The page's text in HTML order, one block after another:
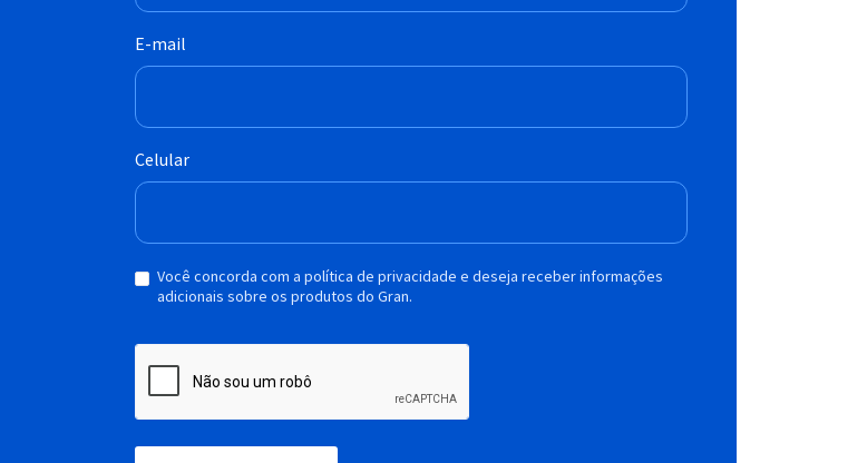
E-mail
Celular
Você concorda com a política de privacidade e deseja receber informações
adicionais sobre os produtos do Gran.